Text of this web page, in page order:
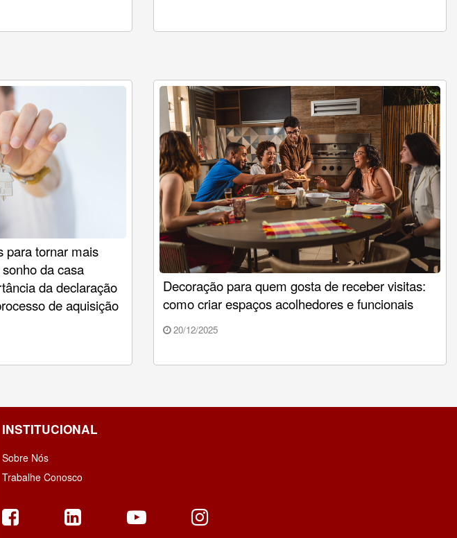
para tornar mais
da casa
da declaração
de aquisição
Decoração para quem gosta de receber visitas:
como criar espaços acolhedores e funcionais
20/12/2025
INSTITUCIONAL
Sobre Nós
Trabalhe Conosco